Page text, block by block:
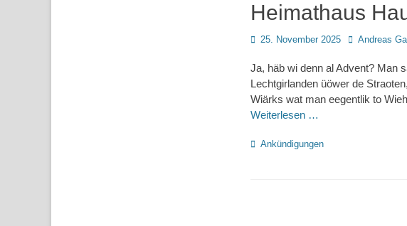
Heimathaus
Posted
25. November 2025 AutorAndreas
Ja, häb wi denn al Advent? Man
Lechtgirlanden üöwer de
Wiärks wat man eegentlik to
Weiterlesen …
Kategorien
Ankündigungen